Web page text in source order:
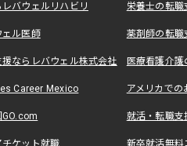
バウェルリハビリ 栄養士の転
ェル医師 薬剤師の転
ならレバウェル株式会社 医療看護介
Career Mexico アメリカで
就活・転職
ケット就職 新卒就活無料